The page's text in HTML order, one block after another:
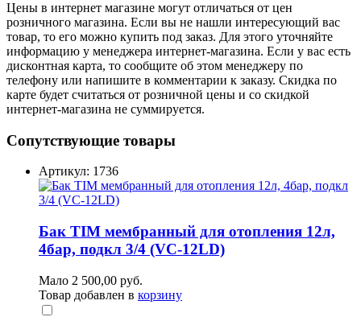
Цены в интернет магазине могут отличаться от цен
розничного магазина. Если вы не нашли интересующий вас
товар, то его можно купить под заказ. Для этого уточняйте
информацию у менеджера интернет-магазина. Если у вас есть
дисконтная карта, то сообщите об этом менеджеру по
телефону или напишите в комментарии к заказу. Скидка по
карте будет считаться от розничной цены и со скидкой
интернет-магазина не суммируется.
Сопутствующие товары
Артикул: 1736
Бак TIM мембранный для отопления 12л,
4бар, подкл 3/4 (VC-12LD)
Мало 2 500,00 руб.
Товар добавлен в корзину